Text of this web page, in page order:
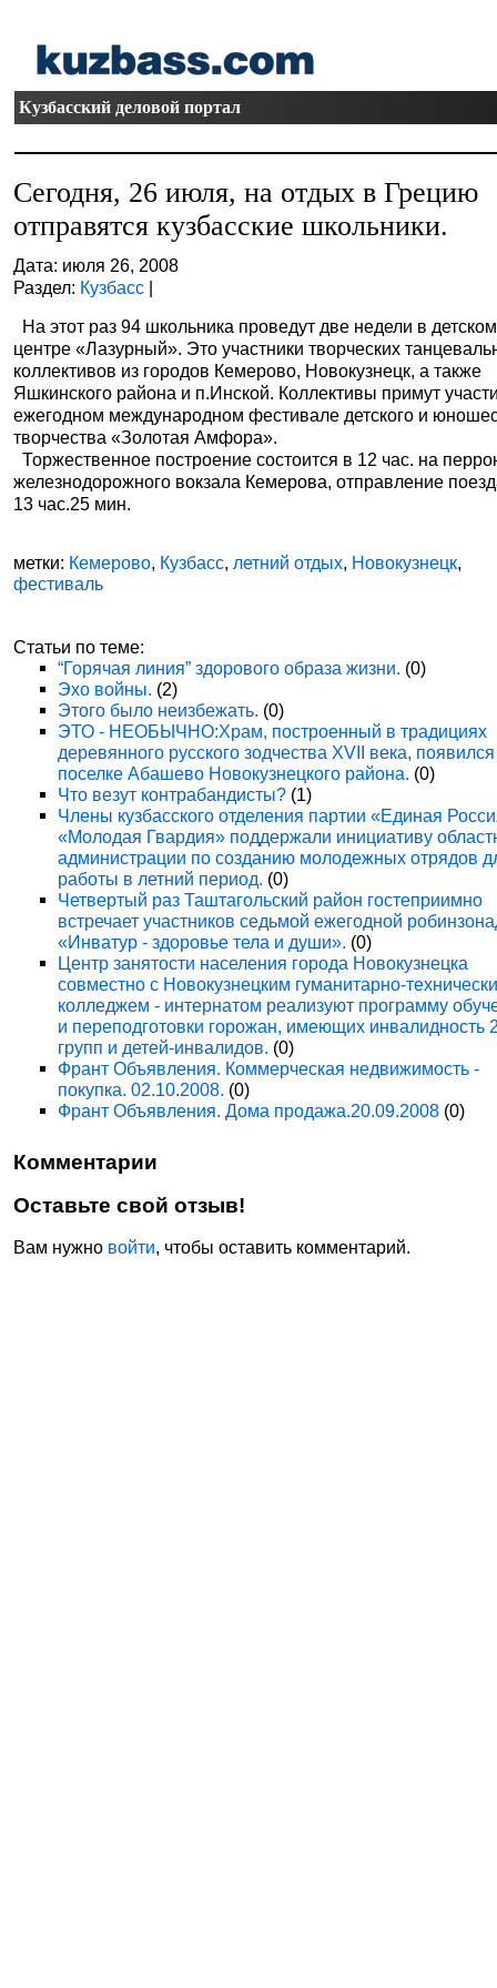
Кузбасский деловой портал
Сегодня, 26 июля, на отдых в Грецию
отправятся кузбасские школьники.
Дата: июля 26, 2008
Раздел: Кузбасс |
На этот раз 94 школьника проведут две недели в детском
центре «Лазурный». Это участники творческих
коллективов из городов Кемерово, Новокузнецк, а также
Яшкинского района и п.Инской. Коллективы примут
ежегодном международном фестивале детского и
творчества «Золотая Амфора».
Торжественное построение состоится в 12 час. на
железнодорожного вокзала Кемерова, отправление
13 час.25 мин.
метки: Кемерово, Кузбасс, летний отдых, Новокузнецк,
фестиваль
Статьи по теме:
“Горячая линия” здорового образа жизни. (0)
Эхо войны. (2)
Этого было неизбежать. (0)
ЭТО - НЕОБЫЧНО:Храм, построенный в традициях
деревянного русского зодчества XVII века,
поселке Абашево Новокузнецкого района. (0)
Что везут контрабандисты? (1)
Члены кузбасского отделения партии «Единая
«Молодая Гвардия» поддержали инициативу
администрации по созданию молодежных отрядов
работы в летний период. (0)
Четвертый раз Таштагольский район гостеприимно
встречает участников седьмой ежегодной
«Инватур - здоровье тела и души». (0)
Центр занятости населения города Новокузнецка
совместно с Новокузнецким гуманитарно-
колледжем - интернатом реализуют программу
и переподготовки горожан, имеющих инвалидность
групп и детей-инвалидов. (0)
Франт Объявления. Коммерческая недвижимость -
покупка. 02.10.2008. (0)
Франт Объявления. Дома продажа.20.09.2008 (0)
Комментарии
Оставьте свой отзыв!
Вам нужно войти, чтобы оставить комментарий.